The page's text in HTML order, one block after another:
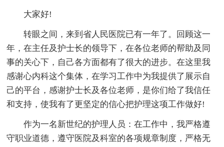
大家好!
转眼之间，来到省人民医院已有一年了。回顾这一
年，在主任及护士长的领导下，在各位老师的帮助及同
事的关心下，自己各方面都有了很大的进步。在这里我
感谢心内科这个集体，在学习工作中为我提供了展示自
己的平台，感谢护士长及各位老师，是你们给了我信任
和支持，使我有了更坚定的信心把护理这项工作做好!
作为一名新世纪的护理人员：在工作中，我严格遵
守职业道德，遵守医院及科室的各项规章制度，严格无